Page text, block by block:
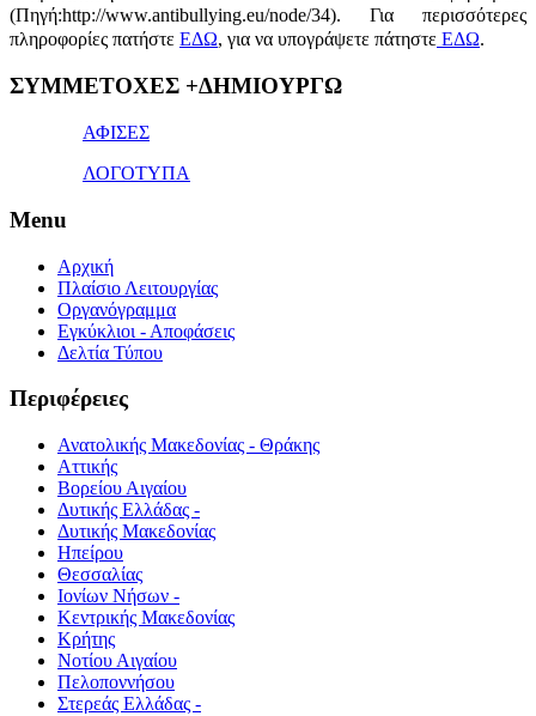
(Πηγή:http://www.antibullying.eu/node/34). Για περισσότερες
πληροφορίες πατήστε ΕΔΩ, για να υπογράψετε πάτηστε ΕΔΩ.
1x
ΣΥΜΜΕΤΟΧΕΣ +ΔΗΜΙΟΥΡΓΩ
ΑΦΙΣΕΣ
ΛΟΓΟΤΥΠΑ
Menu
Αρχική
Πλαίσιο Λειτουργίας
Οργανόγραμμα
Εγκύκλιοι - Αποφάσεις
Δελτία Τύπου
Περιφέρειες
Ανατολικής Μακεδονίας - Θράκης
Αττικής
Βορείου Αιγαίου
Δυτικής Ελλάδας -
Δυτικής Μακεδονίας
Ηπείρου
Θεσσαλίας
Ιονίων Νήσων -
Κεντρικής Μακεδονίας
Κρήτης
Νοτίου Αιγαίου
Πελοποννήσου
Στερεάς Ελλάδας -